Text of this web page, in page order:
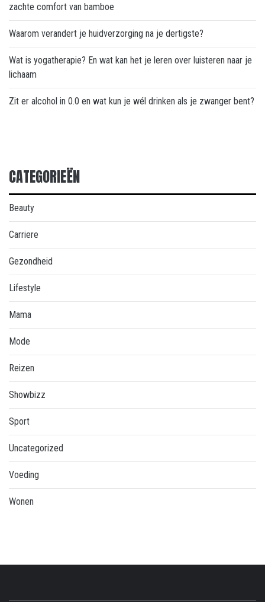
zachte comfort van bamboe
Waarom verandert je huidverzorging na je dertigste?
Wat is yogatherapie? En wat kan het je leren over luisteren naar je
lichaam
Zit er alcohol in 0.0 en wat kun je wél drinken als je zwanger bent?
CATEGORIEËN
Beauty
Carriere
Gezondheid
Lifestyle
Mama
Mode
Reizen
Showbizz
Sport
Uncategorized
Voeding
Wonen